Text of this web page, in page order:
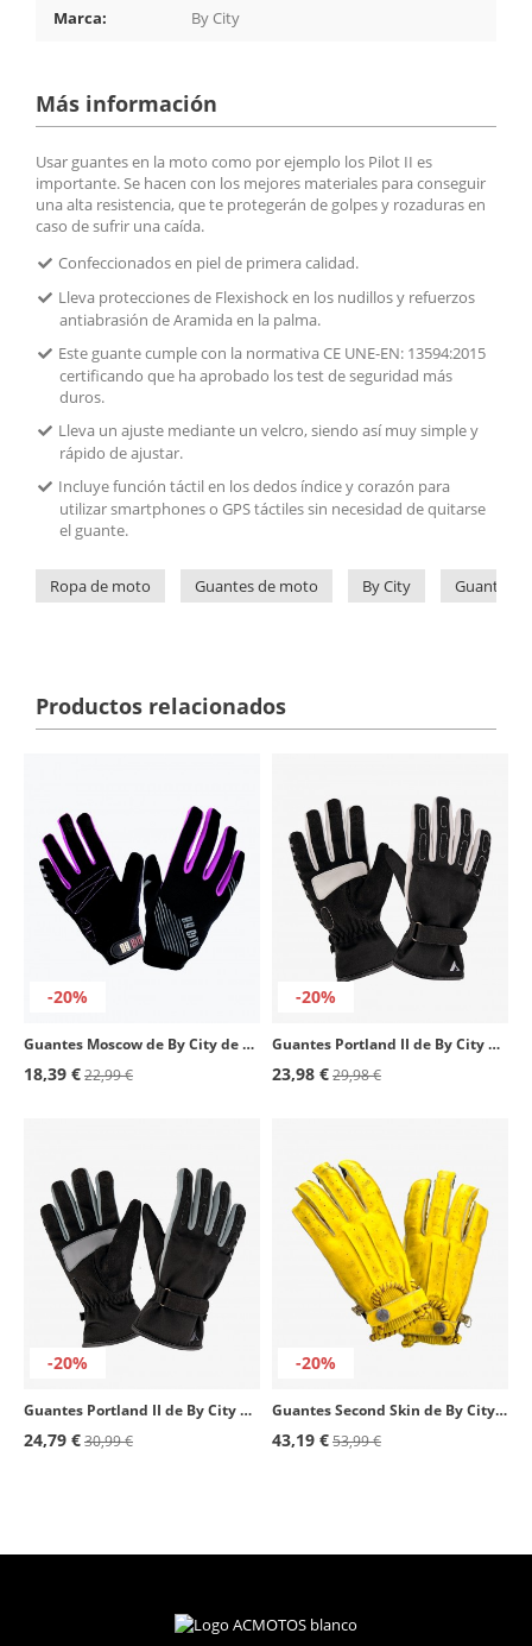
Marca: By City
Más información
Usar guantes en la moto como por ejemplo los Pilot II es
importante. Se hacen con los mejores materiales para conseguir
una alta resistencia, que te protegerán de golpes y rozaduras en
caso de sufrir una caída.
Confeccionados en piel de primera calidad.
Lleva protecciones de Flexishock en los nudillos y refuerzos
antiabrasión de Aramida en la palma.
Este guante cumple con la normativa CE UNE-EN: 13594:2015
certificando que ha aprobado los test de seguridad más
duros.
Lleva un ajuste mediante un velcro, siendo así muy simple y
rápido de ajustar.
Incluye función táctil en los dedos índice y corazón para
utilizar smartphones o GPS táctiles sin necesidad de quitarse
el guante.
Ropa de moto Guantes de moto By City Guantes
Productos relacionados
-20%
Guantes Moscow de By City de verano de mujer color rosa
18,39 €22,99 €
-20%
Guantes Portland II de By City de invierno de mujer color blanco
23,98 €29,98 €
-20%
Guantes Portland II de By City de invierno de mujer color gris
24,79 €30,99 €
-20%
Guantes Second Skin de By City de verano de hombre color amarillo
43,19 €53,99 €